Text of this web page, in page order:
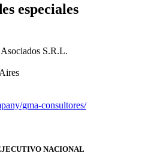
especiales
S.R.L.
gma-consultores/
NACIONAL